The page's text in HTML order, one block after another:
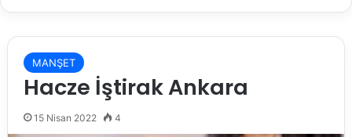
MANŞET
Hacze İştirak Ankara
15 Nisan 2022 4